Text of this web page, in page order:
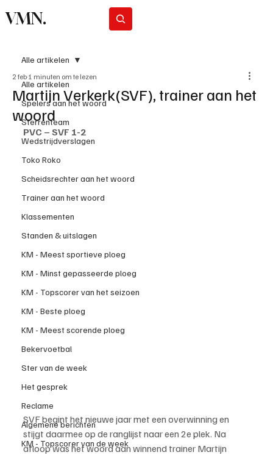
VMN.
Alle artikelen
Spelers aan het woord
Sterrenteam
Wedstrijdverslagen
Toko Roko
Scheidsrechter aan het woord
Trainer aan het woord
Klassementen
Standen & uitslagen
KM - Meest sportieve ploeg
KM - Minst gepasseerde ploeg
KM - Topscorer van het seizoen
KM - Beste ploeg
KM - Meest scorende ploeg
Bekervoetbal
Ster van de week
Het gesprek
Reclame
Algemene berichten
KM - Topscorer van de week
Alle artikelen
Martijn Verkerk(SVF), trainer aan het
woord
2 feb 1 minuten om te lezen
PVC – SVF 1-2
SVF begint het nieuwe jaar met een overwinning en
stijgt daarmee op de ranglijst naar een 2e plek. Na
afloop was het woord aan winnend trainer Martijn